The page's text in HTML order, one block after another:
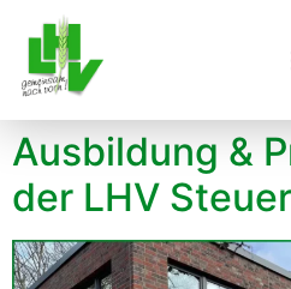
Ausbildung &
der LHV